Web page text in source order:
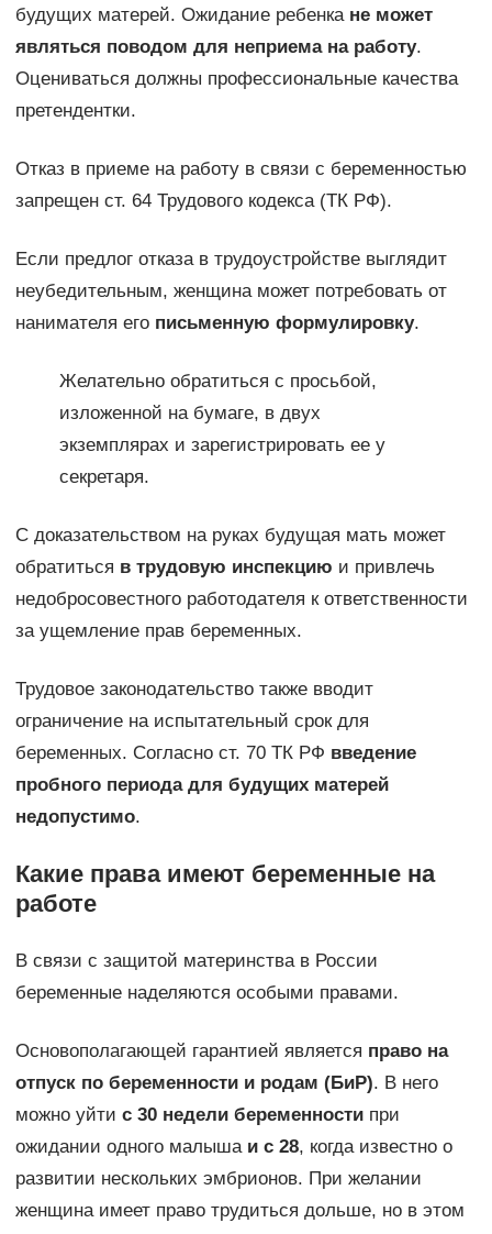
будущих матерей. Ожидание ребенка не может
являться поводом для неприема на работу.
Оцениваться должны профессиональные качества
претендентки.
Отказ в приеме на работу в связи с беременностью
запрещен ст. 64 Трудового кодекса (ТК РФ).
Если предлог отказа в трудоустройстве выглядит
неубедительным, женщина может потребовать от
нанимателя его письменную формулировку.
Желательно обратиться с просьбой,
изложенной на бумаге, в двух
экземплярах и зарегистрировать ее у
секретаря.
С доказательством на руках будущая мать может
обратиться в трудовую инспекцию и привлечь
недобросовестного работодателя к ответственности
за ущемление прав беременных.
Трудовое законодательство также вводит
ограничение на испытательный срок для
беременных. Согласно ст. 70 ТК РФ введение
пробного периода для будущих матерей
недопустимо.
Какие права имеют беременные на
работе
В связи с защитой материнства в России
беременные наделяются особыми правами.
Основополагающей гарантией является право на
отпуск по беременности и родам (БиР). В него
можно уйти с 30 недели беременностипри
ожидании одного малыша и с 28, когда известно о
развитии нескольких эмбрионов. При желании
женщина имеет право трудиться дольше, но в этом